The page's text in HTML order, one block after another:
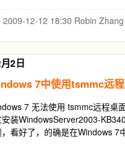
2009-12-12 18:30 Robin Zhang
2日
7中使用tsmmc远
7 无法使用 tsmmc远程桌
装WindowsServer2003-
看好了，的确是在Windows 7